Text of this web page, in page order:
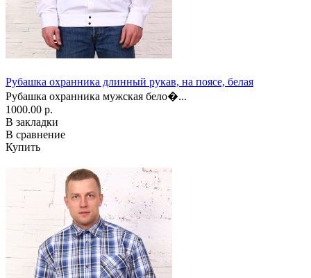
Рубашка охранника длинный рукав, на поясе, белая
Рубашка охранника мужская бело�...
1000.00 р.
В закладки
В сравнение
Купить